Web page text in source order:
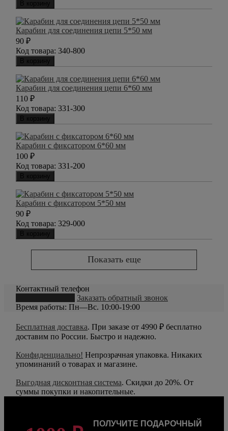
В корзину
Карабин для соединения цепи 5*50 мм
90 ₽
Код товара: 340-800
В корзину
Карабин для соединения цепи 6*60 мм
110 ₽
Код товара: 331-300
В корзину
Карабин с фиксатором 6*60 мм
100 ₽
Код товара: 331-200
В корзину
Карабин с фиксатором 5*50 мм
90 ₽
Код товара: 329-000
В корзину
Показать еще
Контактный телефон
Заказать обратный звонок
Время работы: Пн—Вс. 10:00-19:00
Бесплатная доставка. При заказе от 4990 ₽ бесплатно
доставим по России. Быстро и надежно.
Конфиденциально! Непрозрачная упаковка. Никаких
упоминаний о товарах и магазине.
Выгодная дисконтная система. Скидки до 20%. От
суммы покупки и накопительные.
ПОЛУЧИТЕ ПОДАРОЧНЫЙ